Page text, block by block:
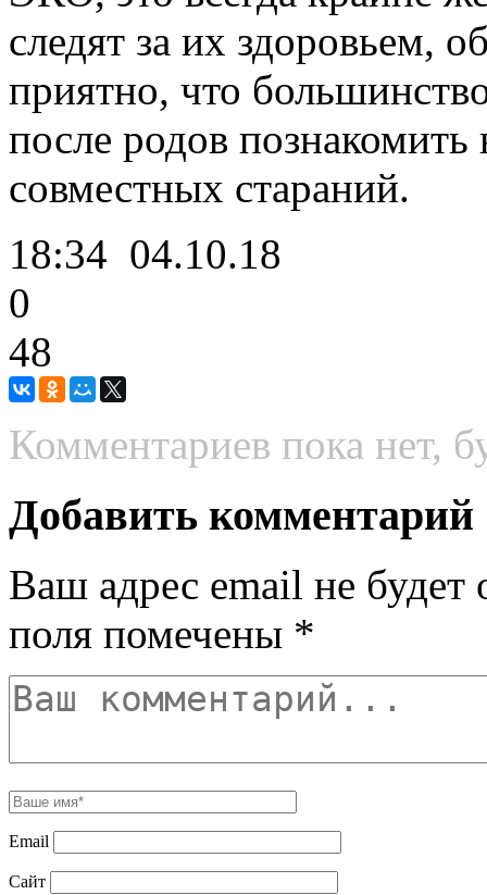
следят за их здоровьем,
приятно, что
после родов познакомить
совместных стараний.
18:34 04.10.18
0
48
Комментариев пока нет,
Добавить комментарий
Ваш адрес email не будет
поля помечены *
Email
Сайт